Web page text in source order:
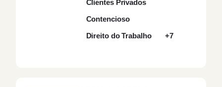
Clientes Privados
Contencioso
Direito do Trabalho
+7